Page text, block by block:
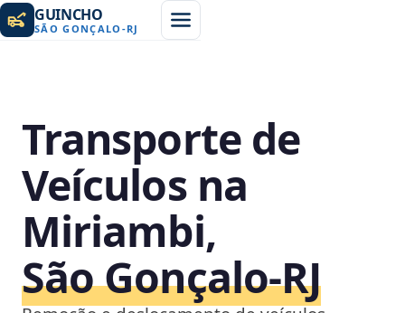
GUINCHO
SÃO GONÇALO -RJ
Transporte de
Veículos na
Miriambi,
São Gonçalo‑RJ